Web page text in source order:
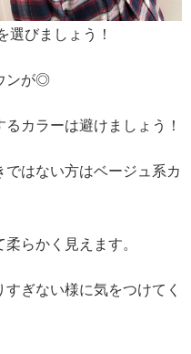
選びましょう！
ンが◎
カラーは避けましょう！
はない方はベージュ系カ
らかく見えます。
ぎない様に気をつけてく